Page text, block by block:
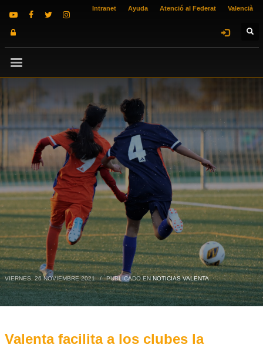
Intranet Ayuda Atenció al Federat Valencià
VIERNES, 26 NOVIEMBRE 2021 / PUBLICADO ENNOTICIAS VALENTA
Valenta facilita a los clubes la